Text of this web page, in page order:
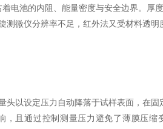
池的内阻、能量密度与安全边界。厚
微仪分辨率不足，红外法又受材料透明
以设定压力自动降落于试样表面，在固
且通过控制测量压力避免了薄膜压缩